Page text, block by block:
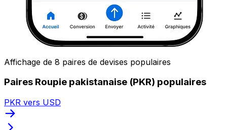
Affichage de 8 paires de devises populaires
Paires Roupie pakistanaise (PKR) populaires
PKR vers USD